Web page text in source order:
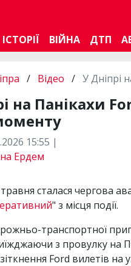
ІСТОРІЇ ВІЙНА ДТП
/ Відео / У Дніпрі
на Панікахи
15:55 |
Ердем
сталася чергова
" з місця події.
транспортної
з провулку на
Ford вилетів на